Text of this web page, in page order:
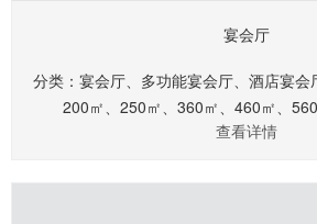
宴会厅
分类：宴会厅、多功能宴会厅、酒店宴会
200㎡、250㎡、360㎡、460㎡、
查看详情